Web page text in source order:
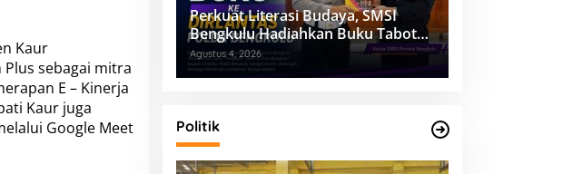
Kaur
sebagai mitra
E – Kinerja
Kaur juga
Google Meet
Perkuat Literasi Budaya, SMSI
Bengkulu Hadiahkan Buku Tabot
untuk Dirlantas Polda
Agustus 4, 2026
Politik